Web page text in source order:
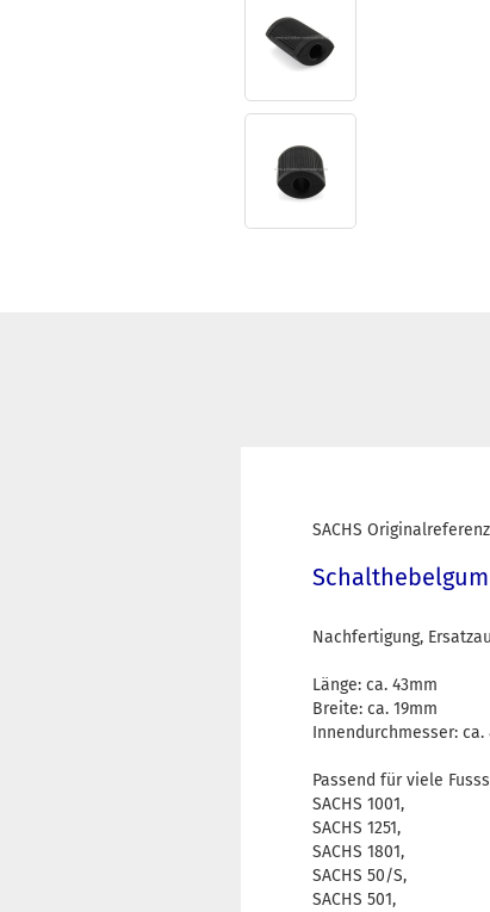
SACHS
Nachfertigung,
Länge: ca. 43mm
Breite: ca. 19mm
Innendurchmesser: ca.
Passend für viele
SACHS 1001,
SACHS 1251,
SACHS 1801,
SACHS 50/S,
SACHS 501,